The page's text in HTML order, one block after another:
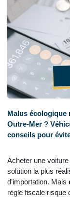
Malus écologique
Outre-Mer ?
conseils pour
Acheter une
solution la plus
d’importation. Mais
règle fiscale risque